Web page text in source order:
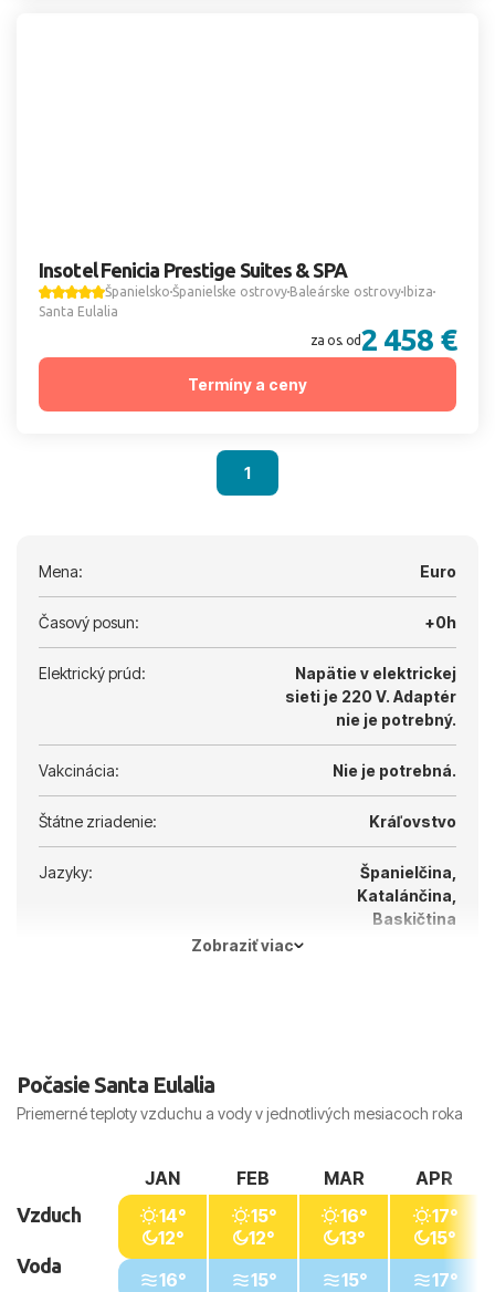
Insotel Fenicia Prestige Suites & SPA
Španielsko Španielske ostrovy Baleárske ostrovy Ibiza
Santa Eulalia
za os. od2 458 €
Termíny a ceny
1
Mena: Euro
Časový posun: +0h
Elektrický prúd:
Napätie v elektrickej
sieti je 220 V. Adaptér
nie je potrebný.
Vakcinácia: Nie je potrebná.
Štátne zriadenie: Kráľovstvo
Jazyky:
Španielčina,
Katalánčina,
Baskičtina
Zobraziť viac
Počasie Santa Eulalia
Priemerné teploty vzduchu a vody v jednotlivých mesiacoch roka
Vzduch
Voda
JAN
14°
12°
16°
FEB
15°
12°
15°
MAR
16°
13°
15°
APR
17°
15°
17°